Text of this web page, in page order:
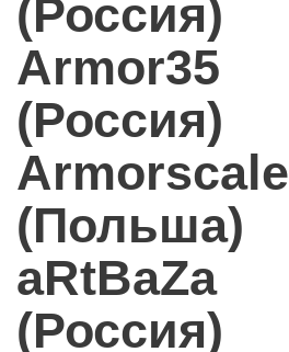
(Россия)
Armor35
(Россия)
Armorscale
(Польша)
aRtBaZa
(Россия)